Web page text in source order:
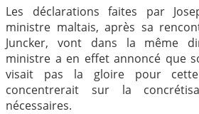
Les déclarations faites par
ministre maltais, après sa
Juncker, vont dans la même
ministre a en effet annoncé que
visait pas la gloire pour
concentrerait sur la
nécessaires.